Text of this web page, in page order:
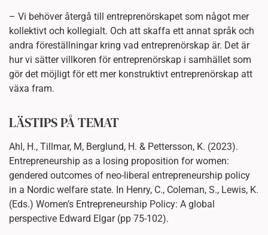
– Vi behöver återgå till entreprenörskapet som något mer
kollektivt och kollegialt. Och att skaffa ett annat språk och
andra föreställningar kring vad entreprenörskap är. Det är
hur vi sätter villkoren för entreprenörskap i samhället som
gör det möjligt för ett mer konstruktivt entreprenörskap att
växa fram.
LÄSTIPS PÅ TEMAT
Ahl, H., Tillmar, M, Berglund, H. & Pettersson, K. (2023).
Entrepreneurship as a losing proposition for women:
gendered outcomes of neo-liberal entrepreneurship policy
in a Nordic welfare state. In Henry, C., Coleman, S., Lewis, K.
(Eds.) Women’s Entrepreneurship Policy: A global
perspective Edward Elgar (pp 75-102).